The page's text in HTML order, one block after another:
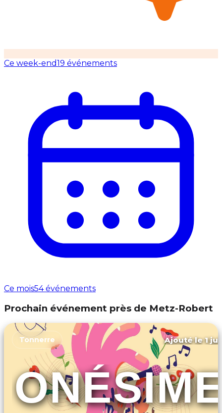
Ce week-end19 événements
Ce mois54 événements
Prochain événement près de Metz-Robert
Tonnerre Ajouté le 1